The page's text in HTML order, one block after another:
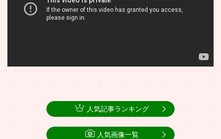
人気記事ランキング
人気画像一覧